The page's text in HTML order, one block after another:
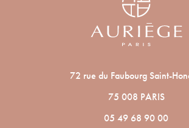
72 rue du Faubourg Saint-
75 008 PARIS
05 49 68 90 00